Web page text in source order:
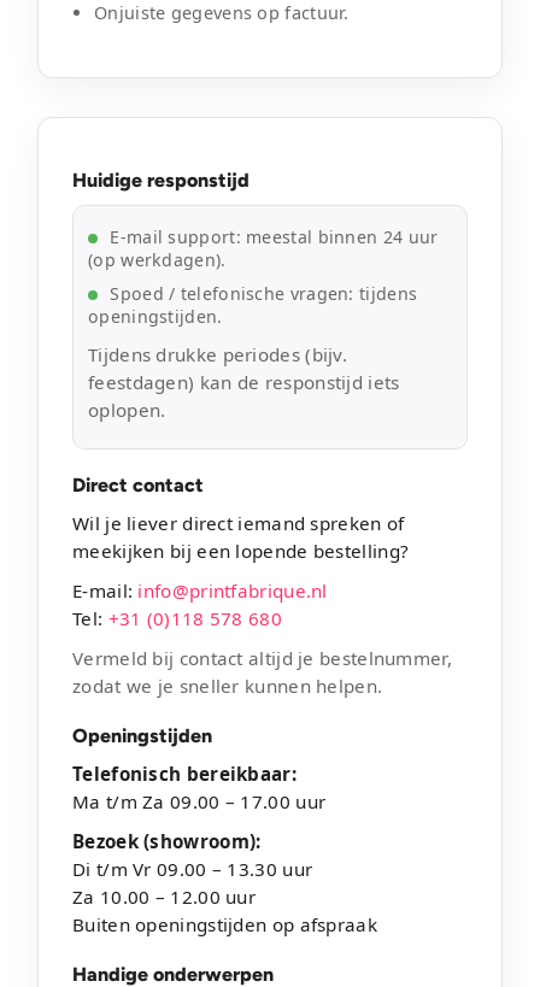
Onjuiste gegevens op factuur.
Huidige responstijd
E-mail support: meestal binnen 24 uur
(op werkdagen).
Spoed / telefonische vragen: tijdens
openingstijden.
Tijdens drukke periodes (bijv.
feestdagen) kan de responstijd iets
oplopen.
Direct contact
Wil je liever direct iemand spreken of
meekijken bij een lopende bestelling?
E-mail: info@printfabrique.nl
Tel: +31 (0)118 578 680
Vermeld bij contact altijd je bestelnummer,
zodat we je sneller kunnen helpen.
Openingstijden
Telefonisch bereikbaar:
Ma t/m Za 09.00 – 17.00 uur
Bezoek (showroom):
Di t/m Vr 09.00 – 13.30 uur
Za 10.00 – 12.00 uur
Buiten openingstijden op afspraak
Handige onderwerpen